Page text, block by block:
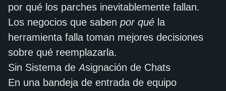
por qué los parches inevitablemente fallan.
Los negocios que saben por qué la
herramienta falla toman mejores decisiones
sobre qué reemplazarla.
Sin Sistema de Asignación de Chats
En una bandeja de entrada de equipo